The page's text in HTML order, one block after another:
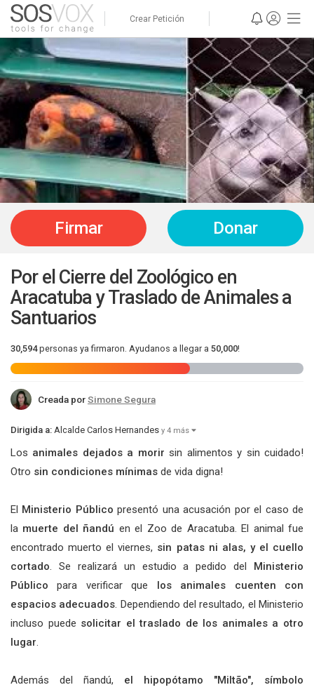
Crear Petición
Firmar Donar
Por el Cierre del Zoológico en
Aracatuba y Traslado de Animales a
Santuarios
30,594personas ya firmaron. Ayudanos a llegar a 50,000!
Creada porSimone Segura
Dirigida a: Alcalde Carlos Hernandes y 4 más
Los animales dejados a morir sin alimentos y sin cuidado!
Otro sin condiciones mínimas de vida digna!
El Ministerio Público presentó una acusación por el caso de
la muerte del ñandú en el Zoo de Aracatuba. El animal fue
encontrado muerto el viernes, sin patas ni alas, y el cuello
cortado. Se realizará un estudio a pedido del
Ministerio
Público para verificar que
los animales cuenten con
espacios adecuados. Dependiendo del resultado, el Ministerio
incluso puede solicitar el traslado de los animales a otro
lugar.
Además del ñandú, el hipopótamo "Miltão", símbolo